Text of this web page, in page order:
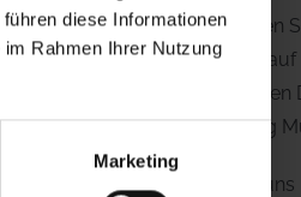
diese Informationen
Rahmen Ihrer Nutzung
Marketing
In unserem Deutschkurs finden
hervorragende Vorbereitung auf
Prüfungen wie die DSH und
Aufnahme beim Studienkolleg
Des Weiteren können Sie bei uns